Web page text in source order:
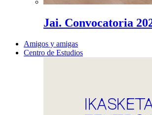
Jai. Convocatoria
Amigos y amigas
Centro de Estudios